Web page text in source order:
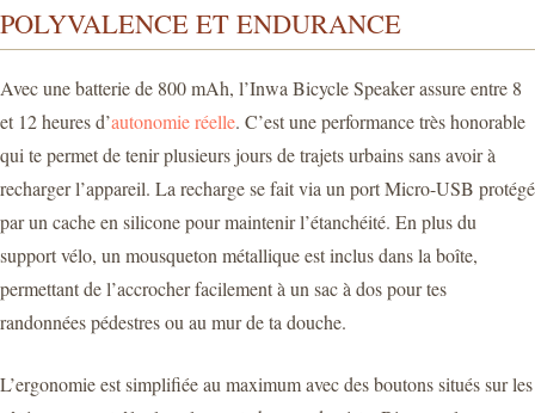
POLYVALENCE ET ENDURANCE
Avec une batterie de 800 mAh, l’Inwa Bicycle Speaker assure entre 8
et 12 heures d’autonomie réelle. C’est une performance très honorable
qui te permet de tenir plusieurs jours de trajets urbains sans avoir à
recharger l’appareil. La recharge se fait via un port Micro-USB protégé
par un cache en silicone pour maintenir l’étanchéité. En plus du
support vélo, un mousqueton métallique est inclus dans la boîte,
permettant de l’accrocher facilement à un sac à dos pour tes
randonnées pédestres ou au mur de ta douche.
L’ergonomie est simplifiée au maximum avec des boutons situés sur les